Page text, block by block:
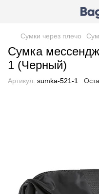
Сумки через плечо
Сумка
1 (Черный)
Артикул: sumka-521-1